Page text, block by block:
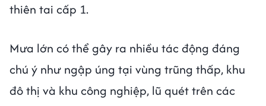
thiên tai cấp 1.
Mưa lớn có thể gây ra nhiều tác động đáng
chú ý như ngập úng tại vùng trũng thấp, khu
đô thị và khu công nghiệp, lũ quét trên các